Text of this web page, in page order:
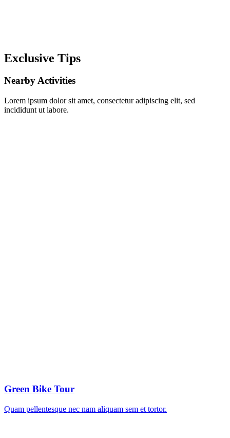
Exclusive Tips
Nearby Activities
Lorem ipsum dolor sit amet, consectetur adipiscing elit, sed
incididunt ut labore.
Green Bike Tour
Quam pellentesque nec nam aliquam sem et tortor.